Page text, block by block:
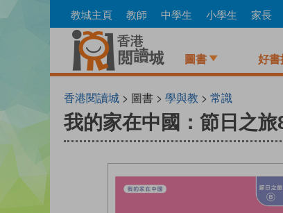
to
教城主頁 教師 中學生 小學生 家長
圖書 好書
香港閱讀城 > 圖書 > 學與教 > 常識
我的家在中國：節日之旅